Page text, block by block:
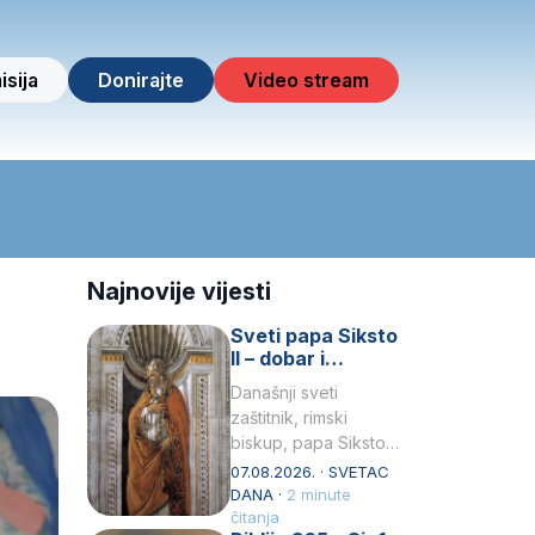
Donirajte Video stream
Najnovije vijesti
Sveti papa Siksto
II – dobar i
miroljubiv pastir
Današnji sveti
zaštitnik, rimski
biskup, papa Siksto
(Sixtus) II, prema
knjizi Liber
Pontificalis bio je
07.08.2026. · SVETAC
DANA · 2 minute
čitanja